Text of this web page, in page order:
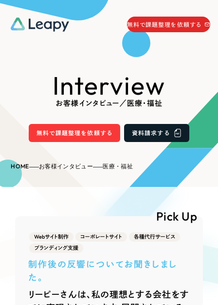
選ばれる理由
サービス
Service
お役立ち情報
無料で課題整理を依頼する
058-215-0066
24時間受付
資料請求する
コーポレートサイト制作
ブランディング支援
Company
お客様インタビュー／医療・福祉
Interview
無料で課題整理を依頼する 資料請求する
HOME お客様インタビュー 医療・福祉
Pick Up
Webサイト制作 コーポレートサイト
各種代行サービス
ブランディング支援
制作後の反響についてお聞きしまし
た。
リーピーさんは、私の理想とする会社をす